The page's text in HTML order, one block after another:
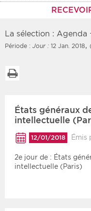
Rendez-vous des 7
prochains jours
Communiqués des 10
derniers jours
Recherche par mots clés
La sélection : Agenda
Période : Jour : 12 Jan. 2018,
États généraux
intellectuelle
12/01/2018 Émis
2e jour de : États
intellectuelle (Paris)